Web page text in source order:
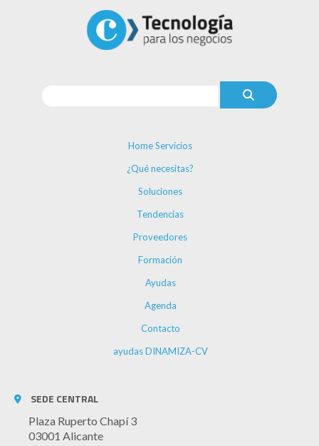
Home Servicios
¿Qué necesitas?
Soluciones
Tendencias
Proveedores
Formación
Ayudas
Agenda
Contacto
ayudas DINAMIZA-CV
SEDE CENTRAL
Plaza Ruperto Chapí 3
03001 Alicante